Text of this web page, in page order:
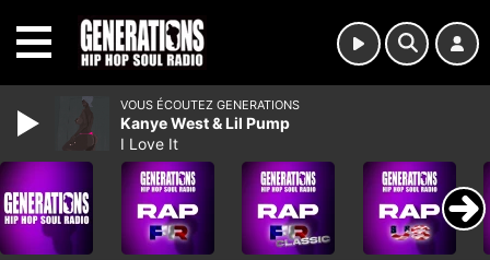
VOUS ÉCOUTEZ GENERATIONS
Kanye West & Lil Pump
I Love It